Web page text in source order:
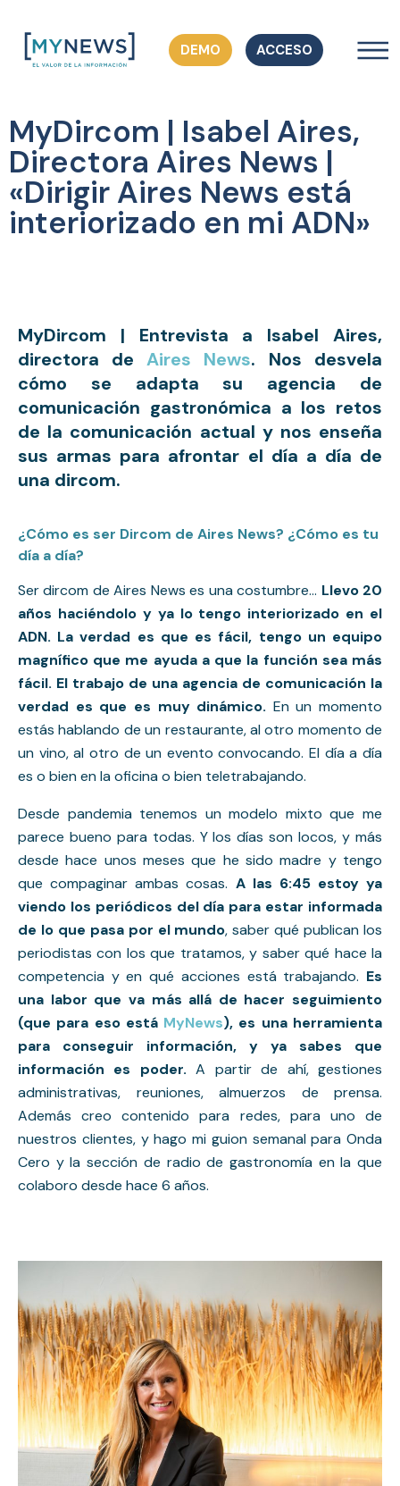
DEMO ACCESO
MyDircom | Isabel Aires,
Directora Aires News |
«Dirigir Aires News está
interiorizado en mi ADN»
MyDircom | Entrevista a Isabel Aires,
directora de Aires News. Nos desvela
cómo se adapta su agencia de
comunicación gastronómica a los retos
de la comunicación actual y nos enseña
sus armas para afrontar el día a día de
una dircom.
¿Cómo es ser Dircom de Aires News? ¿Cómo es tu
día a día?
Ser dircom de Aires News es una costumbre… Llevo 20
años haciéndolo y ya lo tengo interiorizado en el
ADN. La verdad es que es fácil, tengo un equipo
magnífico que me ayuda a que la función sea más
fácil. El trabajo de una agencia de comunicación la
verdad es que es muy dinámico. En un momento
estás hablando de un restaurante, al otro momento de
un vino, al otro de un evento convocando. El día a día
es o bien en la oficina o bien teletrabajando.
Desde pandemia tenemos un modelo mixto que me
parece bueno para todas. Y los días son locos, y más
desde hace unos meses que he sido madre y tengo
que compaginar ambas cosas. A las 6:45 estoy ya
viendo los periódicos del día para estar informada
de lo que pasa por el mundo, saber qué publican los
periodistas con los que tratamos, y saber qué hace la
competencia y en qué acciones está trabajando. Es
una labor que va más allá de hacer seguimiento
(que para eso está MyNews), es una herramienta
para conseguir información, y ya sabes que
información es poder. A partir de ahí, gestiones
administrativas, reuniones, almuerzos de prensa.
Además creo contenido para redes, para uno de
nuestros clientes, y hago mi guion semanal para Onda
Cero y la sección de radio de gastronomía en la que
colaboro desde hace 6 años.